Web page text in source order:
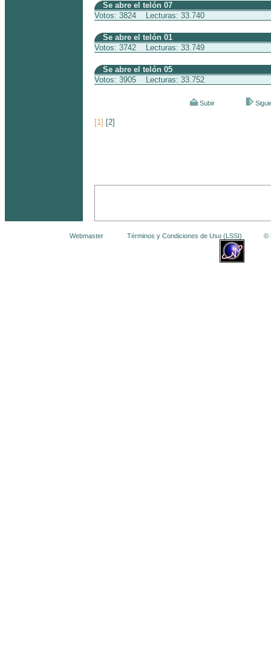
Se abre el telón 07
Votos: 3824 Lecturas: 33.740
Se abre el telón 01
Votos: 3742 Lecturas: 33.749
Se abre el telón 05
Votos: 3905 Lecturas: 33.752
Subir
[1] [2]
Webmaster Términos y Condiciones de Uso (LSSI) © La